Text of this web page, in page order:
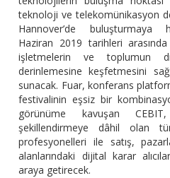
teknoloji ve telekomünikasyon
Hannover’de buluşturmaya
Haziran 2019 tarihleri
işletmelerin ve toplumun
derinlemesine keşfetmesini
sunacak. Fuar, konferans
festivalinin eşsiz bir
görünüme kavuşan
şekillendirmeye dâhil olan
profesyonelleri ile satış,
alanlarındaki dijital karar
araya getirecek.